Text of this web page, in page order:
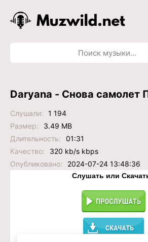
Daryana - Снова самолет
Слушали:
1 194
Размер:
3.49 MB
Длительность:
01:31
Качество:
320 kb/s kbps
Опубликовано:
2024-07-24 13:48:36
Слушать или